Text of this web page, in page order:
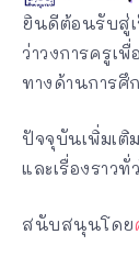
ยินดีต้อนรับสู่เ
ว่าวงการครูเ
ทางด้านการศึ
ปัจจุบันเพิ่มเ
และเรื่องราวทั่
สนับสนุนโดย